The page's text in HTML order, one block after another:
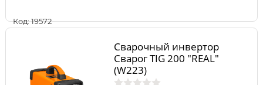
Код: 19572
Сварочный инвертор
Сварог TIG 200 "REAL"
(W223)